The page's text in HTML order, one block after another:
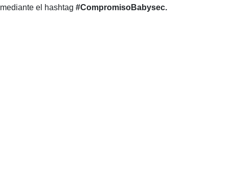
mediante el hashtag #CompromisoBabysec.